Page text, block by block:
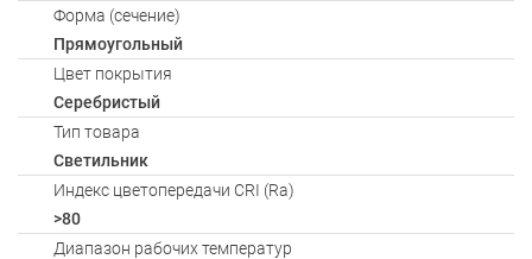
Форма (сечение)
Прямоугольный
Цвет покрытия
Серебристый
Тип товара
Светильник
Индекс цветопередачи CRI (Ra)
>80
Диапазон рабочих температур